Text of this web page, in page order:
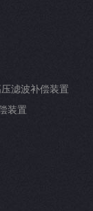
压滤波补偿装置
装置